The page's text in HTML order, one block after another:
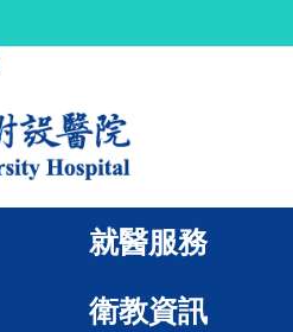
就醫服務
衛教資訊